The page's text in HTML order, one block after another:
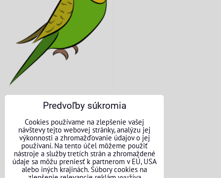
KONTAKTNÉ ÚDAJE
O nás
Kontakt
Požičovňa náradia
Predvoľby súkromia
Cookies používame na zlepšenie vašej
návštevy tejto webovej stránky, analýzu jej
výkonnosti a zhromažďovanie údajov o jej
používaní. Na tento účel môžeme použiť
nástroje a služby tretích strán a zhromaždené
údaje sa môžu preniesť k partnerom v EÚ, USA
alebo iných krajinách. Súbory cookies na